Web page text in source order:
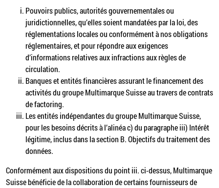
Pouvoirs publics, autorités gouvernementales ou
juridictionnelles, qu’elles soient mandatées par la loi, des
réglementations locales ou conformément à nos obligations
réglementaires, et pour répondre aux exigences
d’informations relatives aux infractions aux règles de
circulation.
Banques et entités financières assurant le financement des
activités du groupe Multimarque Suisse au travers de contrats
de factoring.
Les entités indépendantes du groupe Multimarque Suisse,
pour les besoins décrits à l’alinéa c) du paragraphe iii) Intérêt
légitime, inclus dans la section B. Objectifs du traitement des
données.
Conformément aux dispositions du point iii. ci-dessus, Multimarque
Suisse bénéficie de la collaboration de certains fournisseurs de